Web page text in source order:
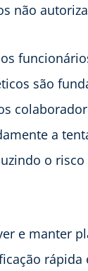
não
são
a
o
e manter